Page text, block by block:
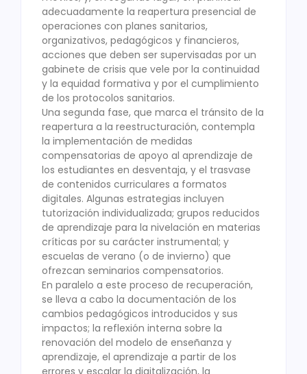
adecuadamente la reapertura presencial de
operaciones con planes sanitarios,
organizativos, pedagógicos y financieros,
acciones que deben ser supervisadas por un
gabinete de crisis que vele por la continuidad
y la equidad formativa y por el cumplimiento
de los protocolos sanitarios.
Una segunda fase, que marca el tránsito de la
reapertura a la reestructuración, contempla
la implementación de medidas
compensatorias de apoyo al aprendizaje de
los estudiantes en desventaja, y el trasvase
de contenidos curriculares a formatos
digitales. Algunas estrategias incluyen
tutorización individualizada; grupos reducidos
de aprendizaje para la nivelación en materias
críticas por su carácter instrumental; y
escuelas de verano (o de invierno) que
ofrezcan seminarios compensatorios.
En paralelo a este proceso de recuperación,
se lleva a cabo la documentación de los
cambios pedagógicos introducidos y sus
impactos; la reflexión interna sobre la
renovación del modelo de enseñanza y
aprendizaje, el aprendizaje a partir de los
errores y escalar la digitalización, la